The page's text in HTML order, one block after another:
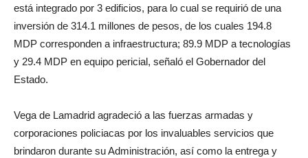
está integrado por 3 edificios, para lo cual se requirió de una
inversión de 314.1 millones de pesos, de los cuales 194.8
MDP corresponden a infraestructura; 89.9 MDP a tecnologías
y 29.4 MDP en equipo pericial, señaló el Gobernador del
Estado.
Vega de Lamadrid agradeció a las fuerzas armadas y
corporaciones policiacas por los invaluables servicios que
brindaron durante su Administración, así como la entrega y